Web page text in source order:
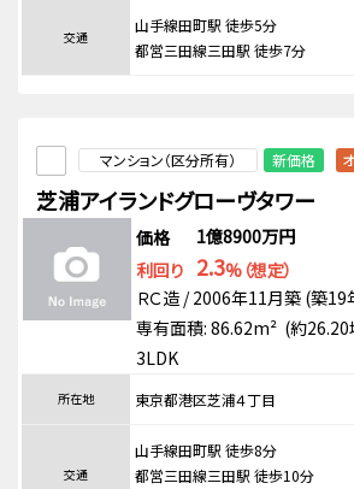
交通
山手線田町駅 徒歩5分
都営三田線三田駅 徒歩7分
マンション（区分所有） 新価格
芝浦アイランドグローヴタワー
価格
1億8900万円
利回り 2.3%（想定）
ＲＣ造 / 2006年11月築 (築19
専有面積: 86.62m² (約26.20
3LDK
所在地 東京都港区芝浦４丁目
交通
山手線田町駅 徒歩8分
都営三田線三田駅 徒歩10分